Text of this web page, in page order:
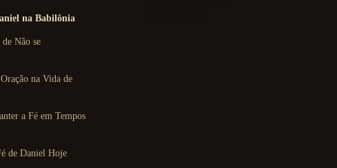
na Babilônia
de Não se
na Vida de
a Fé em Tempos
de Daniel Hoje